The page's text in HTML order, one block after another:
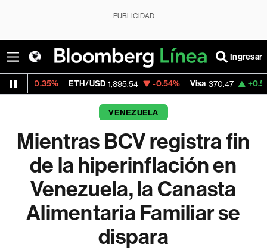
PUBLICIDAD
Ingresar
ETH/USD 1,895.54 -0.54% Visa 370.47 +0.52%
VENEZUELA
Mientras BCV registra fin
de la hiperinflación en
Venezuela, la Canasta
Alimentaria Familiar se
dispara